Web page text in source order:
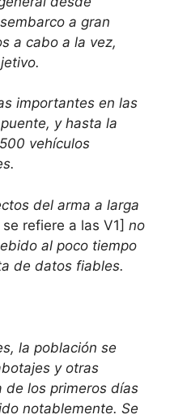
a gran
a cabo a la vez,
importantes en las
y hasta la
vehículos
del arma a larga
refiere a las V1] no
al poco tiempo
de datos fiables.
la población se
y otras
los primeros días
notablemente. Se